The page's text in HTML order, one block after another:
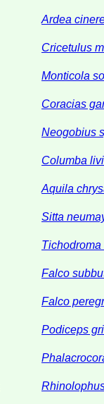
Ardea
Cricetulus
Monticola
Coracias
Neogobius
Columba
Aquila
Sitta
Tichodroma
Falco
Falco
Podiceps